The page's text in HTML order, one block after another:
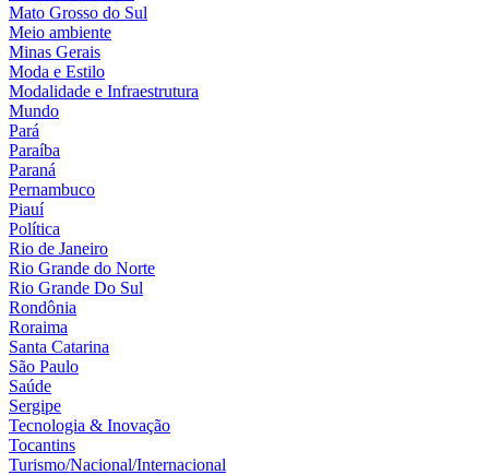
Mato Grosso do Sul
Meio ambiente
Minas Gerais
Moda e Estilo
Modalidade e Infraestrutura
Mundo
Pará
Paraíba
Paraná
Pernambuco
Piauí
Política
Rio de Janeiro
Rio Grande do Norte
Rio Grande Do Sul
Rondônia
Roraima
Santa Catarina
São Paulo
Saúde
Sergipe
Tecnologia & Inovação
Tocantins
Turismo/Nacional/Internacional